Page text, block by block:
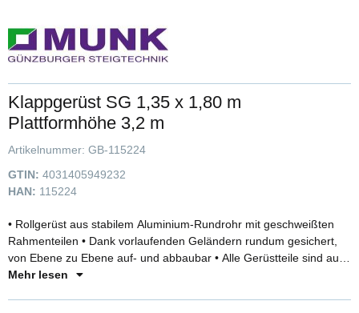
Klappgerüst SG 1,35 x 1,80 m
Plattformhöhe 3,2 m
Artikelnummer: GB-115224
GTIN: 4031405949232
HAN: 115224
• Rollgerüst aus stabilem Aluminium-Rundrohr mit geschweißten
Rahmenteilen • Dank vorlaufenden Geländern rundum gesichert,
von Ebene zu Ebene auf- und abbaubar • Alle Gerüstteile sind auch
einzeln als Ersatz- oder Erweiterungsteile erhältlich • Klapprahmen
Mehr lesen